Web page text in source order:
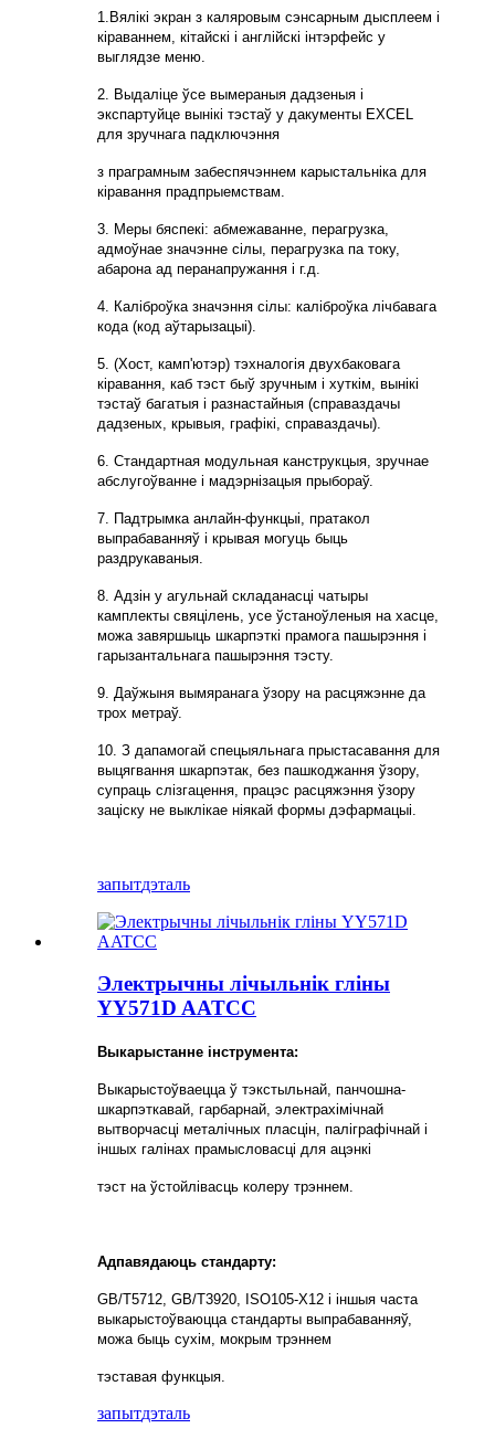
1.Вялікі экран з каляровым сэнсарным дысплеем і
кіраваннем, кітайскі і англійскі інтэрфейс у
выглядзе меню.
2. Выдаліце ​​ўсе вымераныя дадзеныя і
экспартуйце вынікі тэстаў у дакументы EXCEL
для зручнага падключэння
з праграмным забеспячэннем карыстальніка для
кіравання прадпрыемствам.
3. Меры бяспекі: абмежаванне, перагрузка,
адмоўнае значэнне сілы, перагрузка па току,
абарона ад перанапружання і г.д.
4. Каліброўка значэння сілы: каліброўка лічбавага
кода (код аўтарызацыі).
5. (Хост, камп'ютэр) тэхналогія двухбаковага
кіравання, каб тэст быў зручным і хуткім, вынікі
тэстаў багатыя і разнастайныя (справаздачы
дадзеных, крывыя, графікі, справаздачы).
6. Стандартная модульная канструкцыя, зручнае
абслугоўванне і мадэрнізацыя прыбораў.
7. Падтрымка анлайн-функцыі, пратакол
выпрабаванняў і крывая могуць быць
раздрукаваныя.
8. Адзін у агульнай складанасці чатыры
камплекты свяцілень, усе ўстаноўленыя на хасце,
можа завяршыць шкарпэткі прамога пашырэння і
гарызантальнага пашырэння тэсту.
9. Даўжыня вымяранага ўзору на расцяжэнне да
трох метраў.
10. З дапамогай спецыяльнага прыстасавання для
выцягвання шкарпэтак, без пашкоджання ўзору,
супраць слізгацення, працэс расцяжэння ўзору
заціску не выклікае ніякай формы дэфармацыі.
запытдэталь
Электрычны лічыльнік гліны
YY571D AATCC
Выкарыстанне інструмента:
Выкарыстоўваецца ў тэкстыльнай, панчошна-
шкарпэткавай, гарбарнай, электрахімічнай
вытворчасці металічных пласцін, паліграфічнай і
іншых галінах прамысловасці для ацэнкі
тэст на ўстойлівасць колеру трэннем.
Адпавядаюць стандарту:
GB/T5712, GB/T3920, ISO105-X12 і іншыя часта
выкарыстоўваюцца стандарты выпрабаванняў,
можа быць сухім, мокрым трэннем
тэставая функцыя.
запытдэталь